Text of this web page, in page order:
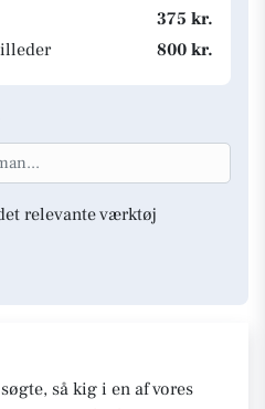
375 kr.
800 kr.
relevante værktøj
så kig i en af vores